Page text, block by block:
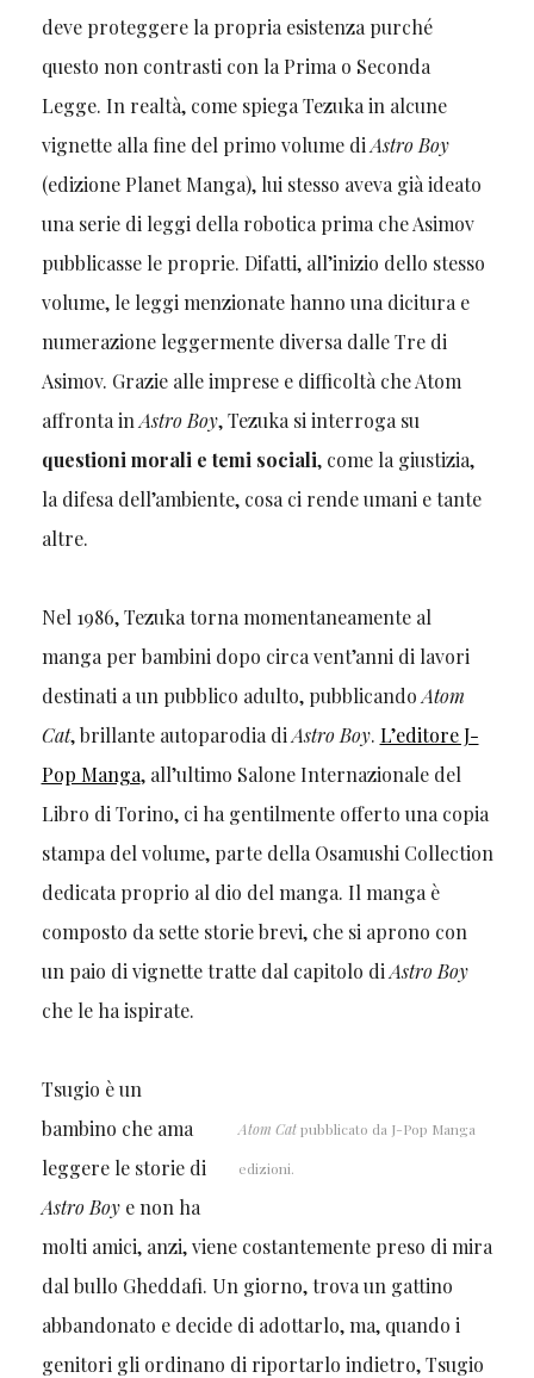
deve proteggere la propria esistenza purché
questo non contrasti con la Prima o Seconda
Legge. In realtà, come spiega Tezuka in alcune
vignette alla fine del primo volume di Astro Boy
(edizione Planet Manga), lui stesso aveva già ideato
una serie di leggi della robotica prima che Asimov
pubblicasse le proprie. Difatti, all’inizio dello stesso
volume, le leggi menzionate hanno una dicitura e
numerazione leggermente diversa dalle Tre di
Asimov. Grazie alle imprese e difficoltà che Atom
affronta in Astro Boy, Tezuka si interroga su
questioni morali e temi sociali, come la giustizia,
la difesa dell’ambiente, cosa ci rende umani e tante
altre.
Nel 1986, Tezuka torna momentaneamente al
manga per bambini dopo circa vent’anni di lavori
destinati a un pubblico adulto, pubblicando Atom
Cat, brillante autoparodia di Astro Boy. L’editore J-
Pop Manga, all’ultimo Salone Internazionale del
Libro di Torino, ci ha gentilmente offerto una copia
stampa del volume, parte della Osamushi Collection
dedicata proprio al dio del manga. Il manga è
composto da sette storie brevi, che si aprono con
un paio di vignette tratte dal capitolo di Astro Boy
che le ha ispirate.
Atom Catpubblicato da J-Pop Manga
edizioni.
Tsugio è un
bambino che ama
leggere le storie di
Astro Boye non ha
molti amici, anzi, viene costantemente preso di mira
dal bullo Gheddafi. Un giorno, trova un gattino
abbandonato e decide di adottarlo, ma, quando i
genitori gli ordinano di riportarlo indietro, Tsugio